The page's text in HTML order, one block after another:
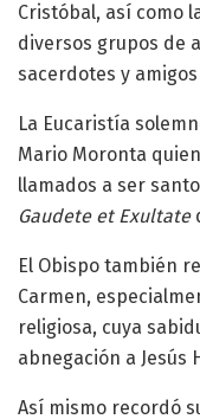
Cristóbal, así como
diversos grupos de
sacerdotes y
La Eucaristía
Mario Moronta
llamados a ser
Gaudete et Exultate
El Obispo también
Carmen,
religiosa, cuya
abnegación a Jesús
Así mismo recordó